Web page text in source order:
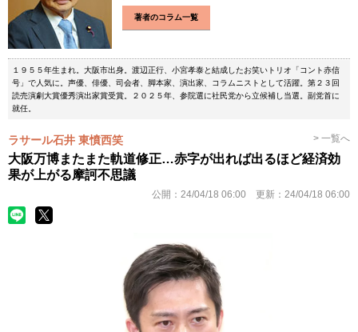
著者のコラム一覧
１９５５年生まれ。大阪市出身。渡辺正行、小宮孝泰と結成したお笑いトリオ「コント赤信
号」で人気に。声優、俳優、司会者、脚本家、演出家、コラムニストとして活躍。第２３回
読売演劇大賞優秀演出家賞受賞。２０２５年、参院選に社民党から立候補し当選。副党首に
就任。
ラサール石井 東憤西笑 > 一覧へ
大阪万博またまた軌道修正…赤字が出れば出るほど経済効
果が上がる摩訶不思議
公開： 24/04/18 06:00 更新： 24/04/18 06:00